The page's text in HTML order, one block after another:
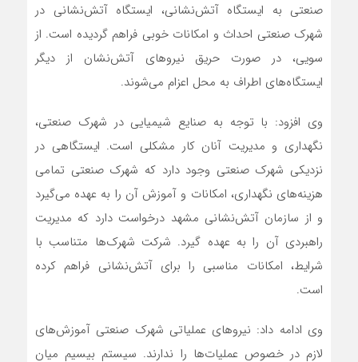
صنعتی به ایستگاه آتش‌نشانی، ایستگاه آتش‌نشانی در
شهرک صنعتی احداث و امکانات خوبی فراهم گردیده است. از
سویی، در صورت حریق نیروهای آتش‌نشان از دیگر
ایستگاه‌های اطراف به محل اعزام می‌شوند.
وی افزود: با توجه به صنایع شیمیایی در شهرک صنعتی،
نگهداری و مدیریت آنان کار مشکلی است. ایستگاهی در
نزدیکی شهرک صنعتی وجود دارد که شهرک صنعتی تمامی
هزینه‌های نگهداری، امکانات و آموزش آن را به عهده می‌گیرد
و از سازمان آتش‌نشانی مشهد درخواست دارد که مدیریت
راهبردی آن را به عهده گیرد. شرکت شهرک‌ها متناسب با
شرایط، امکانات مناسبی را برای آتش‌نشانی فراهم کرده
است.
وی ادامه داد: نیروهای عملیاتی شهرک صنعتی آموزش‌های
لازم در خصوص عملیات‌ها را ندارند. سیستم بیسیم میان